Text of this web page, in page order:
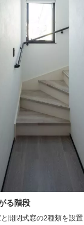
る階段
開閉式窓の2種類を設